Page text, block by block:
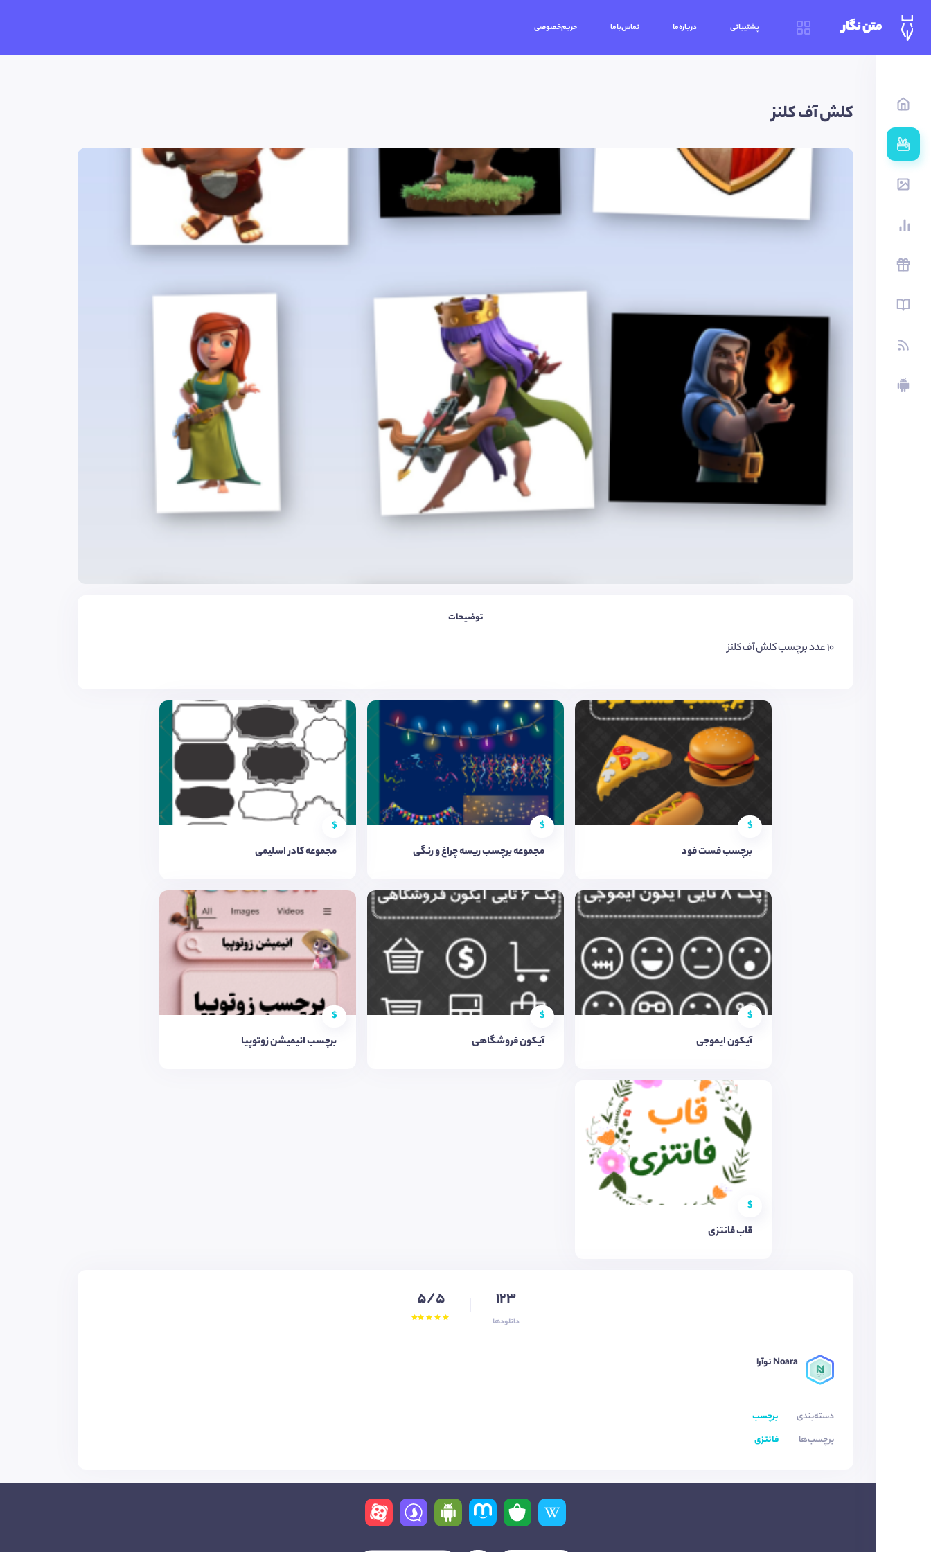
متن نگار پشتیبانی درباره‌ما تماس‌باما حریم‌خصوصی
کلش آف کلنز
توضیحات
10 عدد برچسب کلش آف کلنز
$
برچسب فست فود
$
مجموعه برچسب ریسه چراغ و رنگی
$
مجموعه کادر اسلیمی
$
آیکون ایموجی
$
آیکون فروشگاهی
$
برچسب انیمیشن زوتوپیا
$
قاب فانتزی
123
دانلودها
5/5
Noara نوآرا
دسته‌بندی
برچسب
برچسب‌ها
فانتزی